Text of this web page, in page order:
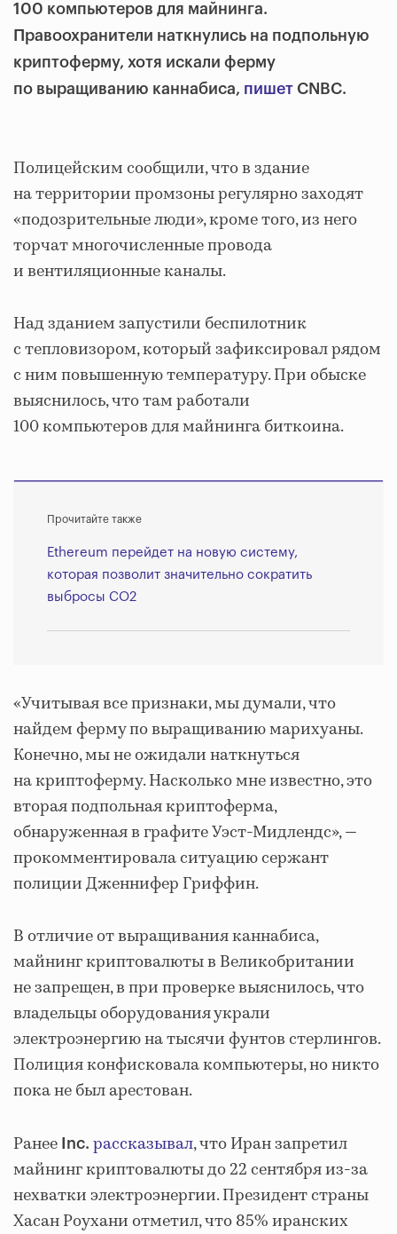
100 компьютеров для майнинга.
Правоохранители наткнулись на подпольную
криптоферму, хотя искали ферму
по выращиванию каннабиса, пишет CNBC.
Полицейским сообщили, что в здание
на территории промзоны регулярно заходят
«подозрительные люди», кроме того, из него
торчат многочисленные провода
и вентиляционные каналы.
Над зданием запустили беспилотник
с тепловизором, который зафиксировал рядом
с ним повышенную температуру. При обыске
выяснилось, что там работали
100 компьютеров для майнинга биткоина.
Прочитайте также
Ethereum перейдет на новую систему,
которая позволит значительно сократить
выбросы СО2
«Учитывая все признаки, мы думали, что
найдем ферму по выращиванию марихуаны.
Конечно, мы не ожидали наткнуться
на криптоферму. Насколько мне известно, это
вторая подпольная криптоферма,
обнаруженная в графите Уэст-Мидлендс», —
прокомментировала ситуацию сержант
полиции Дженнифер Гриффин.
В отличие от выращивания каннабиса,
майнинг криптовалюты в Великобритании
не запрещен, в при проверке выяснилось, что
владельцы оборудования украли
электроэнергию на тысячи фунтов стерлингов.
Полиция конфисковала компьютеры, но никто
пока не был арестован.
Ранее Inc. рассказывал, что Иран запретил
майнинг криптовалюты до 22 сентября из-за
нехватки электроэнергии. Президент страны
Хасан Роухани отметил, что 85% иранских